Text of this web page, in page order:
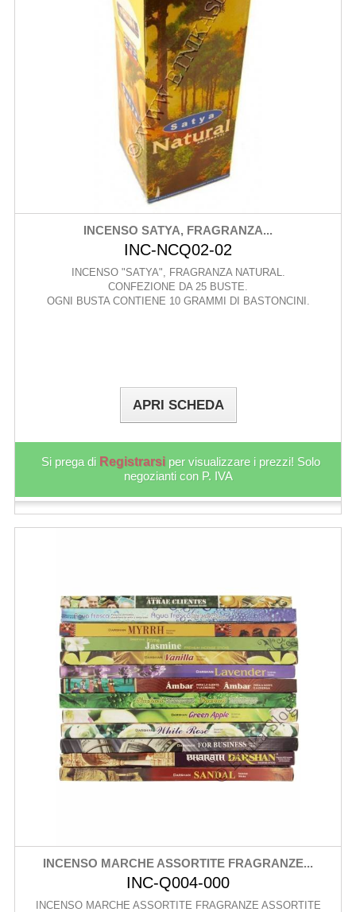
INCENSO SATYA, FRAGRANZA...
INC-NCQ02-02
INCENSO "SATYA", FRAGRANZA NATURAL.
CONFEZIONE DA 25 BUSTE.
OGNI BUSTA CONTIENE 10 GRAMMI DI BASTONCINI.
APRI SCHEDA
Si prega di Registrarsi per visualizzare i prezzi! Solo
negozianti con P. IVA
INCENSO MARCHE ASSORTITE FRAGRANZE...
INC-Q004-000
INCENSO MARCHE ASSORTITE FRAGRANZE ASSORTITE